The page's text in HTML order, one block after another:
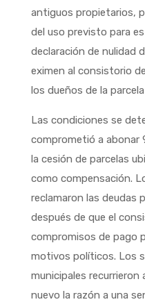
antiguos propietarios,
del uso previsto para
declaración de nulidad
eximen al consistorio
los dueños de la
Las condiciones se
comprometió a abonar
la cesión de parcelas
como compensación.
reclamaron las deudas
después de que el
compromisos de pago
motivos políticos. Los
municipales recurrieron
nuevo la razón a una